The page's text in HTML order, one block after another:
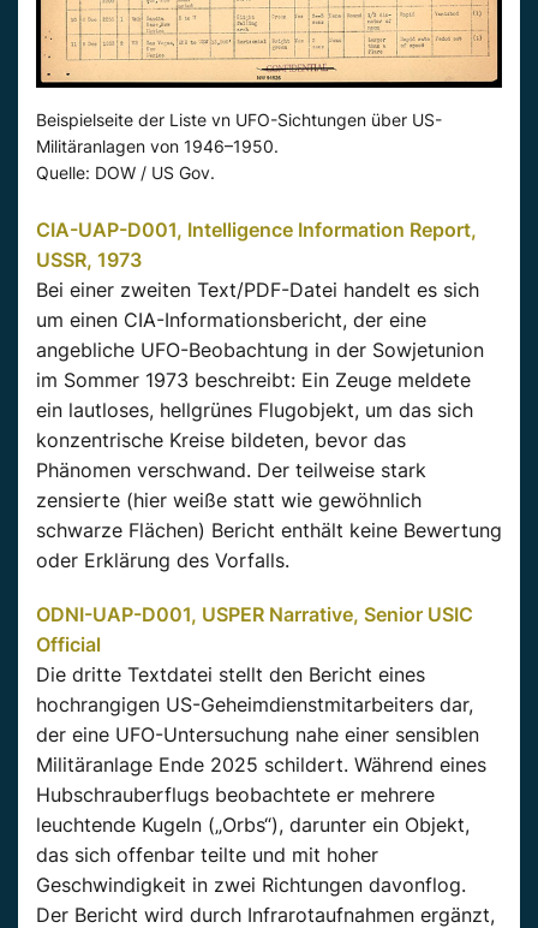
Beispielseite der Liste vn UFO-Sichtungen über US-
Militäranlagen von 1946–1950.
Quelle: DOW / US Gov.
CIA-UAP-D001, Intelligence Information Report,
USSR, 1973
Bei einer zweiten Text/PDF-Datei handelt es sich
um einen CIA-Informationsbericht, der eine
angebliche UFO-Beobachtung in der Sowjetunion
im Sommer 1973 beschreibt: Ein Zeuge meldete
ein lautloses, hellgrünes Flugobjekt, um das sich
konzentrische Kreise bildeten, bevor das
Phänomen verschwand. Der teilweise stark
zensierte (hier weiße statt wie gewöhnlich
schwarze Flächen) Bericht enthält keine Bewertung
oder Erklärung des Vorfalls.
ODNI-UAP-D001, USPER Narrative, Senior USIC
Official
Die dritte Textdatei stellt den Bericht eines
hochrangigen US-Geheimdienstmitarbeiters dar,
der eine UFO-Untersuchung nahe einer sensiblen
Militäranlage Ende 2025 schildert. Während eines
Hubschrauberflugs beobachtete er mehrere
leuchtende Kugeln („Orbs“), darunter ein Objekt,
das sich offenbar teilte und mit hoher
Geschwindigkeit in zwei Richtungen davonflog.
Der Bericht wird durch Infrarotaufnahmen ergänzt,